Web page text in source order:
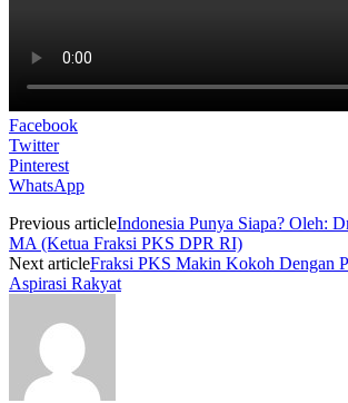
Facebook
Twitter
Pinterest
WhatsApp
Previous articleIndonesia Punya Siapa? Oleh:
MA (Ketua Fraksi PKS DPR RI)
Next articleFraksi PKS Makin Kokoh Dengan
Aspirasi Rakyat